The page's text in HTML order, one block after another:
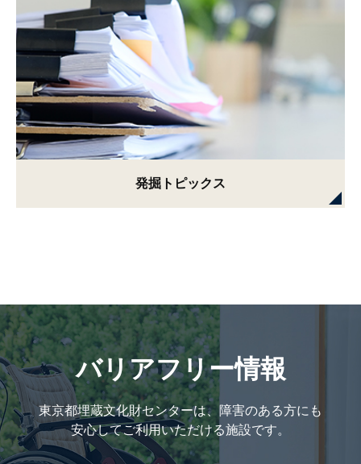
発掘トピックス
バリアフリー情報
東京都埋蔵文化財センターは、障害のある方にも
安心してご利用いただける施設です。